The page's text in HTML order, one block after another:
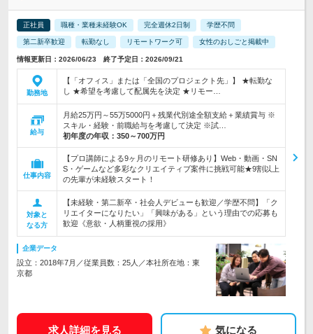
正社員 職種・業種未経験OK 完全週休2日制 学歴不問
第二新卒歓迎 転勤なし リモートワーク可 女性のおしごと掲載中
情報更新日：2026/06/23 終了予定日：2026/09/21
勤務地
【「オフィス」または「全国のプロジェクト先」】 ★転勤な
し ★希望を考慮して配属先を決定 ★リモー…
給与
月給25万円～55万5000円＋残業代別途全額支給＋業績賞与 ※
スキル・経験・前職給与を考慮して決定 ※試…
初年度の年収： 350～700万円
仕事内容
【プロ講師による9ヶ月のリモート研修あり】Web・動画・SN
S・ゲームなど多彩なクリエイティブ案件に挑戦可能★9割以上
の先輩が未経験スタート！
対象と
なる方
【未経験・第二新卒・社会人デビューも歓迎／学歴不問】「ク
リエイターになりたい」「興味がある」という理由での応募も
歓迎《意欲・人柄重視の採用》
企業データ
設立：2018年7月／従業員数：25人／本社所在地：東
京都
求人詳細を見る 気になる